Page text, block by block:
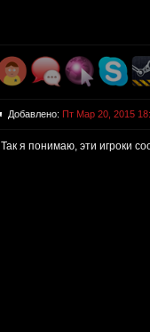
Добавлено: Пт Мар 20, 2015
Так я понимаю, эти игроки